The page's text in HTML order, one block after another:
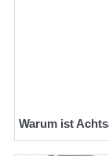
Warum ist